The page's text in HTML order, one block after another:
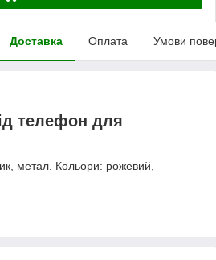
Доставка Оплата Умови
телефон для
метал. Кольори: рожевий,